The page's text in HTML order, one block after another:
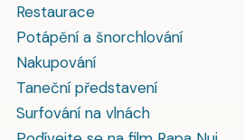
Restaurace
Potápění a šnorchlování
Nakupování
Taneční představení
Surfování na vlnách